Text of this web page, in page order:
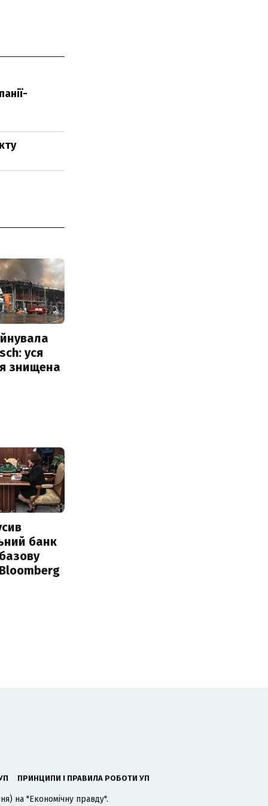
уся
знищена
банк
ПРИНЦИПИ І ПРАВИЛА РОБОТИ УП
на "Економічну правду".